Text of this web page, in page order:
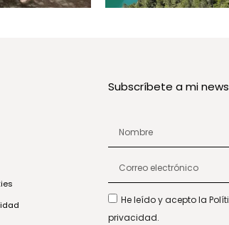
Subscríbete a mi
He leído y acepto la
privacidad.